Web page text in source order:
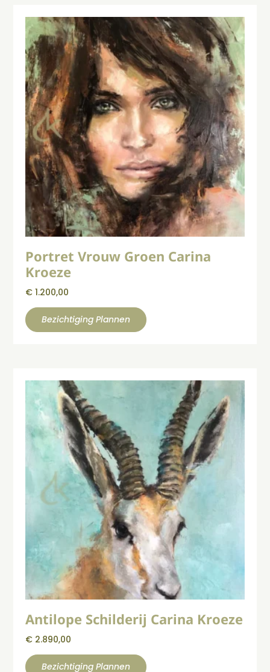
Portret Vrouw Groen Carina
Kroeze
€ 1.200,00
Bezichtiging Plannen
Antilope Schilderij Carina Kroeze
€ 2.890,00
Bezichtiging Plannen